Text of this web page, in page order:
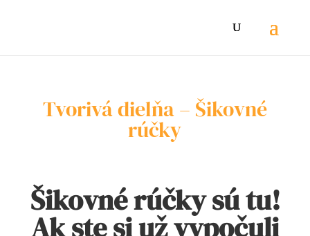
Tvorivá dielňa – Šikovné
rúčky
Šikovné rúčky sú tu!
Ak ste si už vypočuli